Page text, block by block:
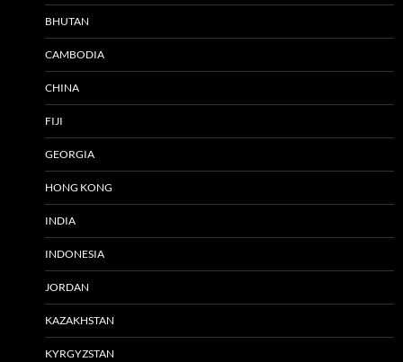
BHUTAN
CAMBODIA
CHINA
FIJI
GEORGIA
HONG KONG
INDIA
INDONESIA
JORDAN
KAZAKHSTAN
KYRGYZSTAN